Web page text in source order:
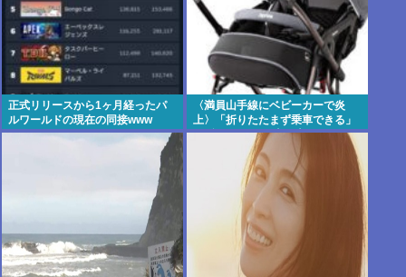
正式リリースから1ヶ月経ったパ
ルワールドの現在の同接www
〈満員山手線にベビーカーで炎
上〉「折りたたまず乗車できる」
はずなのに…JR東日本が示した見